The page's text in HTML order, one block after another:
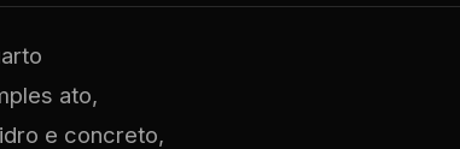
ato,
e concreto,